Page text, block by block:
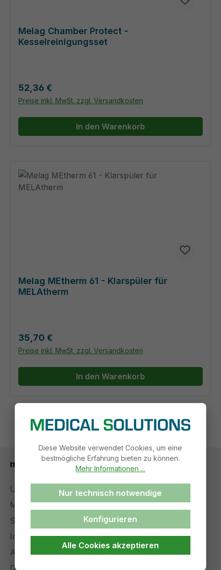
Melag Chamber Protect -
Kesselreinigungsset
Regulärer Preis:
52,36 €
Preise inkl. MwSt. zzgl. Versandkosten
In den Warenkorb
Melag MEtherm 61 - Klarspüler für
MELAtherm
Regulärer Preis:
35,70 €
Preise inkl. MwSt. zzgl. Versandkosten
In den Warenkorb
medical solutions
Über uns
Management
Stellenangebote
Impressum
AGB
Diese Website verwendet Cookies, um eine
bestmögliche Erfahrung bieten zu können.
Mehr Informationen ...
Nur technisch notwendige
Konfigurieren
Alle Cookies akzeptieren